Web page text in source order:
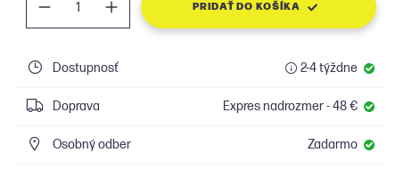
PRIDAŤ DO KOŠÍKA
Dostupnosť 2-4 týždne
Doprava Expres nadrozmer - 48 €
Osobný odber Zadarmo